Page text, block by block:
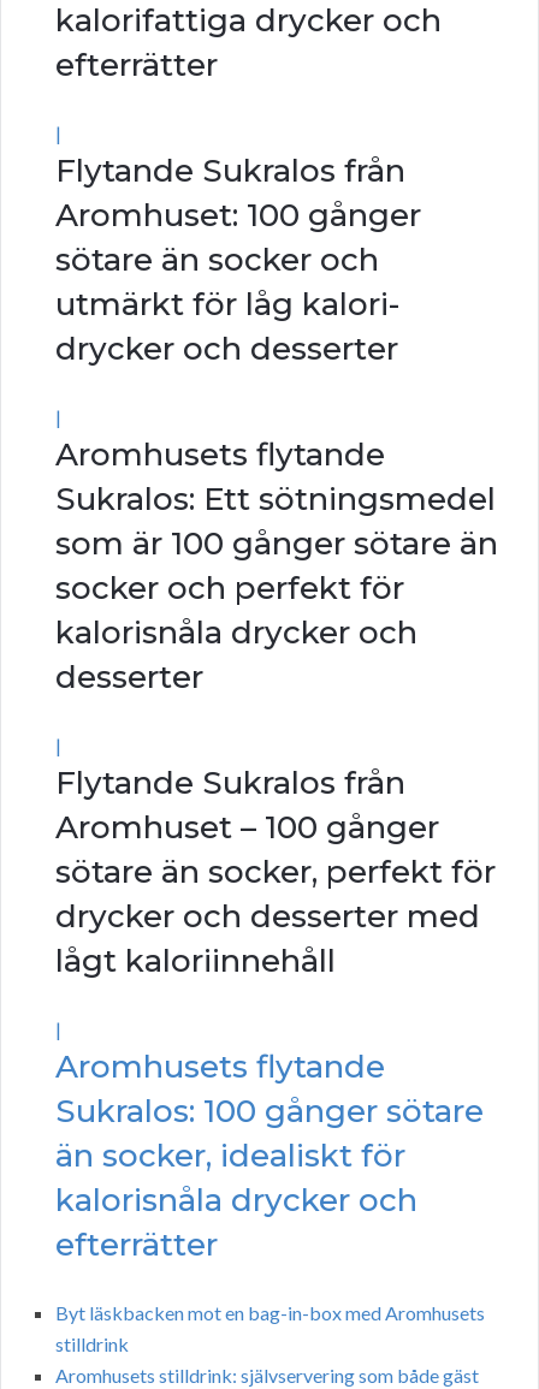
kalorifattiga drycker och
efterrätter
|
Flytande Sukralos från
Aromhuset: 100 gånger
sötare än socker och
utmärkt för låg kalori-
drycker och desserter
|
Aromhusets flytande
Sukralos: Ett sötningsmedel
som är 100 gånger sötare än
socker och perfekt för
kalorisnåla drycker och
desserter
|
Flytande Sukralos från
Aromhuset – 100 gånger
sötare än socker, perfekt för
drycker och desserter med
lågt kaloriinnehåll
|
Aromhusets flytande
Sukralos: 100 gånger sötare
än socker, idealiskt för
kalorisnåla drycker och
efterrätter
Byt läskbacken mot en bag-in-box med Aromhusets
stilldrink
Aromhusets stilldrink: självservering som både gäst